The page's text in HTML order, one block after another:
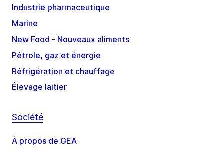
Industrie pharmaceutique
Marine
New Food - Nouveaux aliments
Pétrole, gaz et énergie
Réfrigération et chauffage
Élevage laitier
Société
À propos de GEA